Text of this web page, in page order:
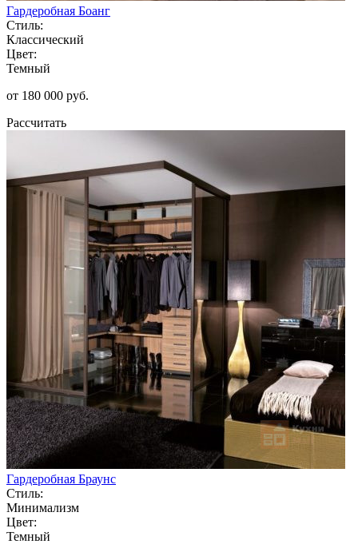
Гардеробная Боанг
Стиль:
Классический
Цвет:
Темный
от 180 000 руб.
Рассчитать
Гардеробная Браунс
Стиль:
Минимализм
Цвет:
Темный